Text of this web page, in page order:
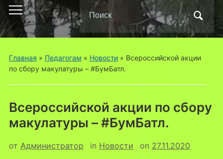
Переключить
мобильное
меню
Поиск
по:
Главная » Педагогам » Новости» Всероссийской акции
по сбору макулатуры – #БумБатл.
Всероссийской акции по сбору
макулатуры – #БумБатл.
от Администратор in Новости on 27.11.2020